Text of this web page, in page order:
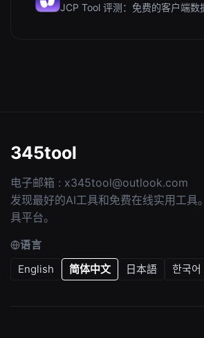
345tool
电子邮箱 : x345tool@outlook.com
发现最好的AI工具和免费在线实用工具
具平台。
语言
English
简体中文 日本語 한국어